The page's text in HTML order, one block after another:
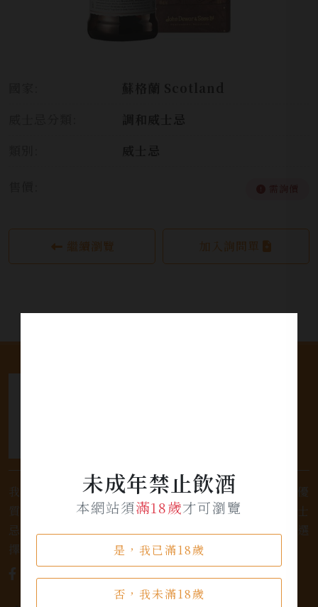
未成年禁止飲酒
本網站須滿18歲才可瀏覽
是，我已滿18歲
否，我未滿18歲
繼續瀏覽 加入詢問單
我們是專業銷售威士忌及各式酒類的店家，為您提供優
質的選擇和卓越的服務。不論您是熱愛品味經典的威士
忌，或者尋求一款特殊的葡萄酒，我們都有廣泛的選
擇，滿足您的個人口味和喜好。